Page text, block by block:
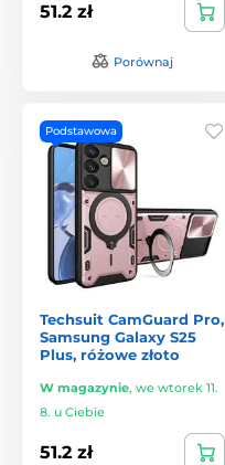
51.2 zł
Porównaj
Podstawowa
Techsuit CamGuard Pro,
Samsung Galaxy S25
Plus, różowe złoto
W magazynie, we wtorek 11.
8. u Ciebie
51.2 zł